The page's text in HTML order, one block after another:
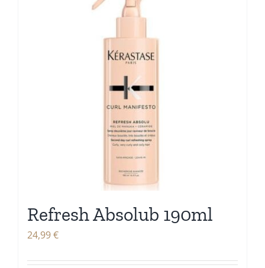
Refresh Absolub 190ml
24,99€